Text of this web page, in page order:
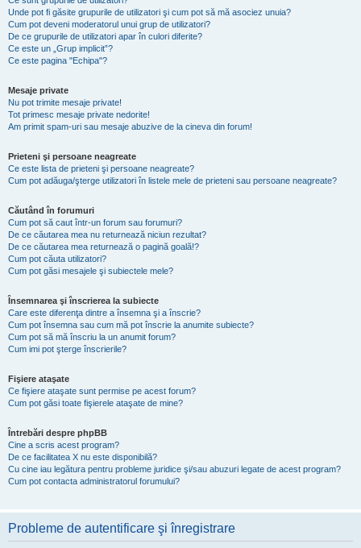
Unde pot fi găsite grupurile de utilizatori şi cum pot să mă asociez unuia?
Cum pot deveni moderatorul unui grup de utilizatori?
De ce grupurile de utilizatori apar în culori diferite?
Ce este un „Grup implicit”?
Ce este pagina "Echipa"?
Mesaje private
Nu pot trimite mesaje private!
Tot primesc mesaje private nedorite!
Am primit spam-uri sau mesaje abuzive de la cineva din forum!
Prieteni şi persoane neagreate
Ce este lista de prieteni şi persoane neagreate?
Cum pot adăuga/şterge utilizatori în listele mele de prieteni sau persoane neagreate?
Căutând în forumuri
Cum pot să caut într-un forum sau forumuri?
De ce căutarea mea nu returnează niciun rezultat?
De ce căutarea mea returnează o pagină goală!?
Cum pot căuta utilizatori?
Cum pot găsi mesajele şi subiectele mele?
Însemnarea şi înscrierea la subiecte
Care este diferenţa dintre a însemna şi a înscrie?
Cum pot însemna sau cum mă pot înscrie la anumite subiecte?
Cum pot să mă înscriu la un anumit forum?
Cum imi pot şterge înscrierile?
Fişiere ataşate
Ce fişiere ataşate sunt permise pe acest forum?
Cum pot găsi toate fişierele ataşate de mine?
Întrebări despre phpBB
Cine a scris acest program?
De ce facilitatea X nu este disponibilă?
Cu cine iau legătura pentru probleme juridice şi/sau abuzuri legate de acest program?
Cum pot contacta administratorul forumului?
Probleme de autentificare şi înregistrare